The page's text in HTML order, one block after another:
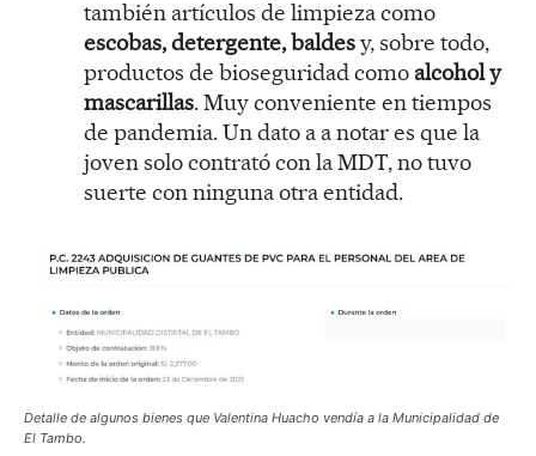
también artículos de limpieza como
escobas, detergente, baldesy, sobre todo,
productos de bioseguridad como alcohol y
mascarillas. Muy conveniente en tiempos
de pandemia. Un dato a a notar es que la
joven solo contrató con la MDT, no tuvo
suerte con ninguna otra entidad.
Detalle de algunos bienes que Valentina Huacho vendía a la Municipalidad de
El Tambo.